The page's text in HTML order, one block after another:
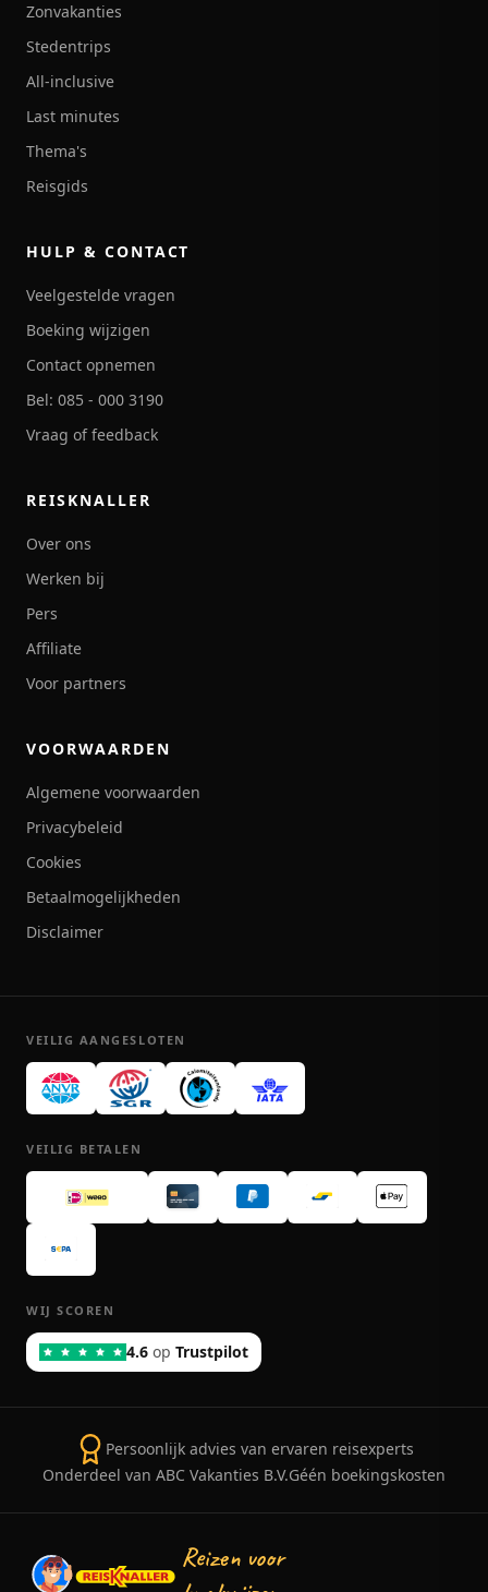
Zonvakanties
Stedentrips
All-inclusive
Last minutes
Thema's
Reisgids
HULP & CONTACT
Veelgestelde vragen
Boeking wijzigen
Contact opnemen
Bel: 085 - 000 3190
Vraag of feedback
REISKNALLER
Over ons
Werken bij
Pers
Affiliate
Voor partners
VOORWAARDEN
Algemene voorwaarden
Privacybeleid
Cookies
Betaalmogelijkheden
Disclaimer
VEILIG AANGESLOTEN
VEILIG BETALEN
WIJ SCOREN
4.6 op Trustpilot
Persoonlijk advies van ervaren reisexperts
Onderdeel van ABC Vakanties B.V.Géén boekingskosten
Reizen voor